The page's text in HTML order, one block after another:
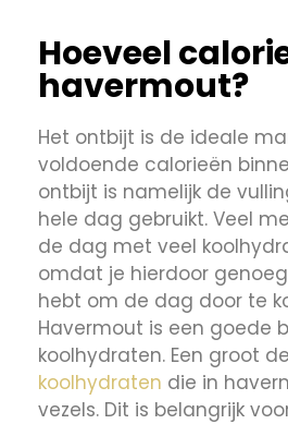
Hoeveel
havermout?
Het ontbijt is de ideale
voldoende calorieën
ontbijt is namelijk de
hele dag gebruikt. Veel
de dag met veel
omdat je hierdoor
hebt om de dag door te
Havermout is een goede
koolhydraten. Een groot
koolhydraten die in
vezels. Dit is belangrijk